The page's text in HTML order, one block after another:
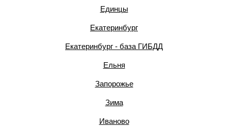
Единцы
Екатеринбург
Екатеринбург - база ГИБДД
Ельня
Запорожье
Зима
Иваново